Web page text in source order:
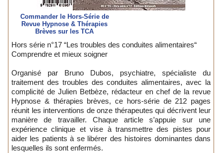
Commander le Hors-Série de
Revue Hypnose & Thérapies
Brèves sur les TCA
Hors série n°17 “Les troubles des conduites alimentaires“
Comprendre et mieux soigner
Organisé par Bruno Dubos, psychiatre, spécialiste du
traitement des troubles des conduites alimentaires, avec la
complicité de Julien Betbèze, rédacteur en chef de la revue
Hypnose & thérapies brèves, ce hors-série de 212 pages
réunit les interventions de onze thérapeutes qui décrivent leur
manière de travailler. Chaque article s’appuie sur une
expérience clinique et vise à transmettre des pistes pour
aider les patients à se libérer des histoires dominantes dans
lesquelles ils sont enfermés.